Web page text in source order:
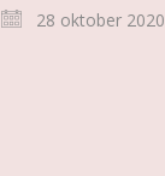
28 oktober 2020